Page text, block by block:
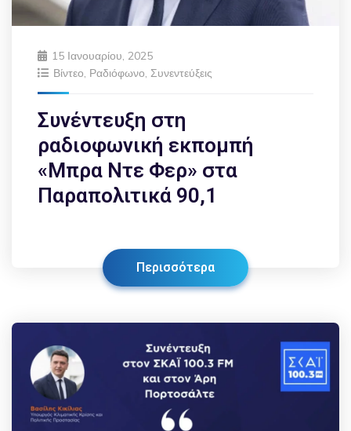
15 Ιανουαρίου, 2025
Βίντεο, Ραδιόφωνο, Συνεντεύξεις
Συνέντευξη στη
ραδιοφωνική εκπομπή
«Μπρα Ντε Φερ» στα
Παραπολιτικά 90,1
Περισσότερα